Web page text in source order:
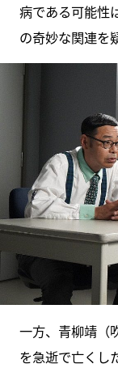
病である可能性
の奇妙な関連を
一方、青柳靖（
を急逝で亡くし